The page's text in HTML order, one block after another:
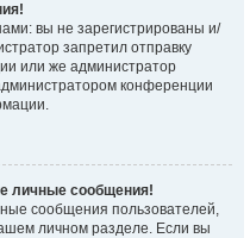
вы не зарегистрированы и/
запретил отправку
или же администратор
конференции
личные сообщения!
сообщения пользователей,
личном разделе. Если вы